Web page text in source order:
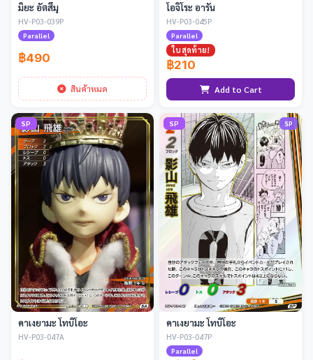
มิยะ อัตสึมุ
HV-P03-039P
Parallel
฿490
สินค้าหมด
โอจิโระ อารัน
HV-P03-045P
Parallel
ใบสุดท้าย!
฿210
Add to Cart
SP
คาเงยามะ โทบิโอะ
HV-P03-047A
SP SP
คาเงยามะ โทบิโอะ
HV-P03-047P
Parallel